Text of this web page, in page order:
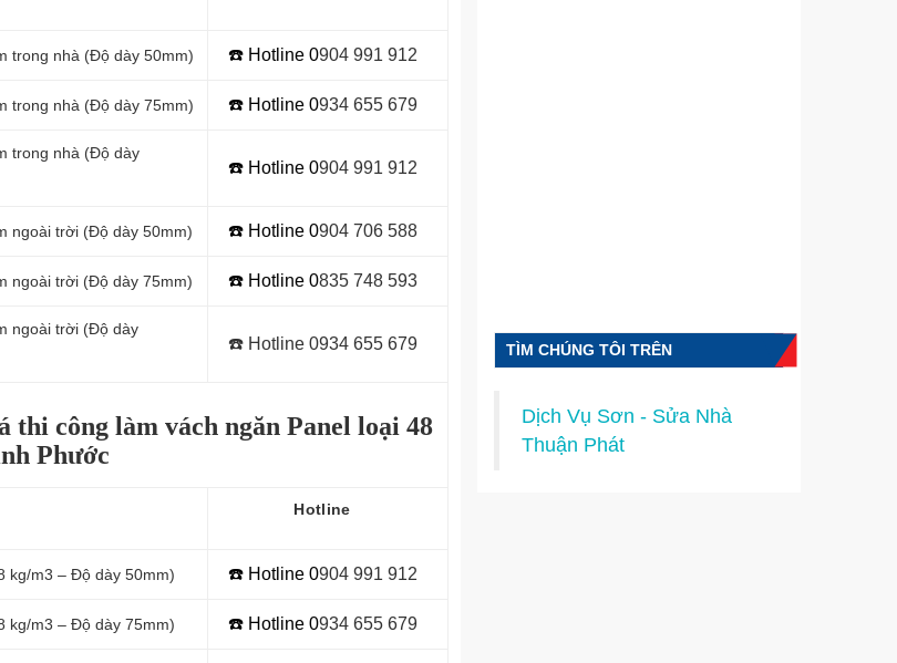
trong nhà (Độ dày 50mm) ☎️ Hotline 0904 991 912
trong nhà (Độ dày 75mm) ☎️ Hotline 0934 655 679
trong nhà (Độ dày
☎️ Hotline 0904 991 912
ngoài trời (Độ dày 50mm) ☎️ Hotline 0904 706 588
ngoài trời (Độ dày 75mm) ☎️ Hotline 0835 748 593
ngoài trời (Độ dày
☎️ Hotline 0934 655 679
thi công làm vách ngăn Panel loại 48
Phước
Hotline
kg/m3 – Độ dày 50mm) ☎️ Hotline 0904 991 912
kg/m3 – Độ dày 75mm) ☎️ Hotline 0934 655 679
TÌM CHÚNG TÔI TRÊN
Dịch Vụ Sơn - Sửa Nhà
Thuận Phát